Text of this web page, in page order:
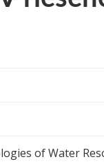
of Water